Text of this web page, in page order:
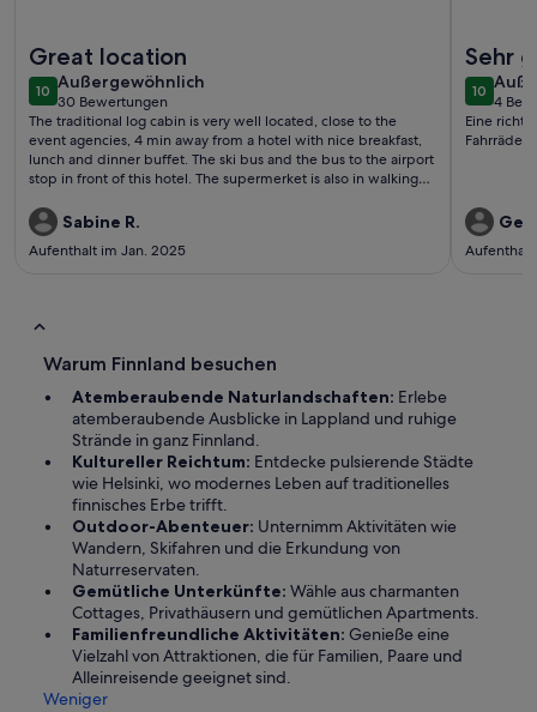
Great location
1010 von 10
Außergewöhnlich
außergewöhnlich
30 Bewertungen
(30
bewertungen)
The traditional log cabin is very well located, close to the
event agencies, 4 min away from a hotel with nice breakfast,
lunch and dinner buffet. The ski bus and the bus to the airport
stop in front of this hotel. The supermerket is also in walking
same as the sauna. One night we were even able to see the
northern lights from the small sauna window. Overall a very
enjoyable stay!The spermaerket is also n walking d
Sabine R.
Aufenthalt im Jan. 2025
Sehr
1010 von
4
(4
Eine
Warum Finnland besuchen
Atemberaubende Naturlandschaften: Erlebe
atemberaubende Ausblicke in Lappland und ruhige
Strände in ganz Finnland.
Kultureller Reichtum: Entdecke pulsierende Städte
wie Helsinki, wo modernes Leben auf traditionelles
finnisches Erbe trifft.
Outdoor-Abenteuer: Unternimm Aktivitäten wie
Wandern, Skifahren und die Erkundung von
Naturreservaten.
Gemütliche Unterkünfte: Wähle aus charmanten
Cottages, Privathäusern und gemütlichen Apartments.
Familienfreundliche Aktivitäten: Genieße eine
Vielzahl von Attraktionen, die für Familien, Paare und
Alleinreisende geeignet sind.
Weniger